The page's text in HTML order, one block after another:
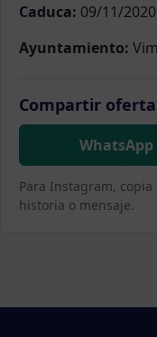
Caduca: 09/11/2020
Ayuntamiento:
Compartir oferta
WhatsApp
Para Instagram,
historia o mensaje.